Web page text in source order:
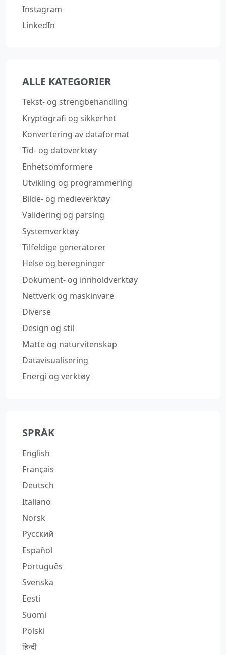
Instagram
LinkedIn
ALLE KATEGORIER
Tekst- og strengbehandling
Kryptografi og sikkerhet
Konvertering av dataformat
Tid- og datoverktøy
Enhetsomformere
Utvikling og programmering
Bilde- og medieverktøy
Validering og parsing
Systemverktøy
Tilfeldige generatorer
Helse og beregninger
Dokument- og innholdverktøy
Nettverk og maskinvare
Diverse
Design og stil
Matte og naturvitenskap
Datavisualisering
Energi og verktøy
SPRÅK
English
Français
Deutsch
Italiano
Norsk
Русский
Español
Português
Svenska
Eesti
Suomi
Polski
हिन्दी